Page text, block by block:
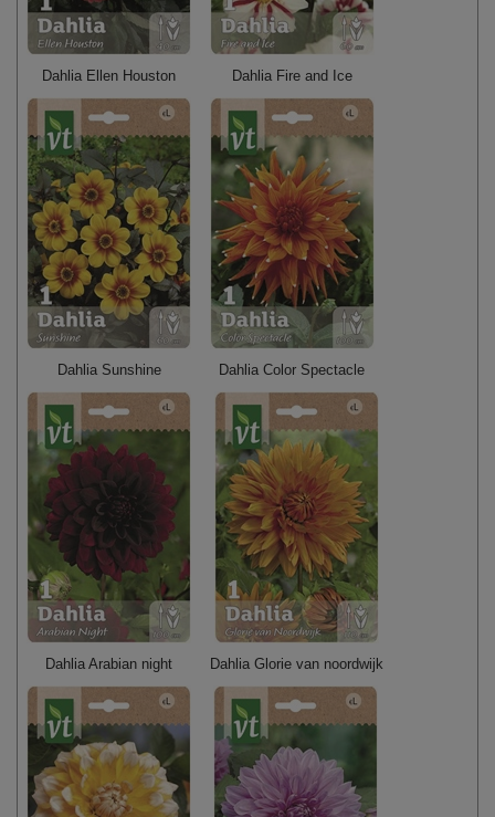
Dahlia Ellen Houston Dahlia Fire and Ice
Dahlia Sunshine Dahlia Color Spectacle
Dahlia Arabian night Dahlia Glorie van noordwijk